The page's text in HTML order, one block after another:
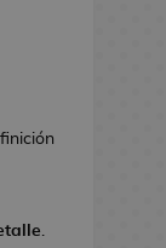
.